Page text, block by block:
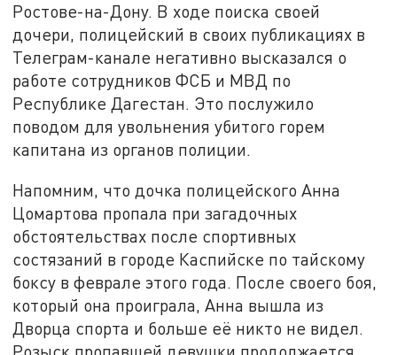
Ростове-на-Дону. В ходе поиска своей
дочери, полицейский в своих публикациях в
Телеграм-канале негативно высказался о
работе сотрудников ФСБ и МВД по
Республике Дагестан. Это послужило
поводом для увольнения убитого горем
капитана из органов полиции.
Напомним, что дочка полицейского Анна
Цомартова пропала при загадочных
обстоятельствах после спортивных
состязаний в городе Каспийске по тайскому
боксу в феврале этого года. После своего боя,
который она проиграла, Анна вышла из
Дворца спорта и больше её никто не видел.
Розыск пропавшей девушки продолжается